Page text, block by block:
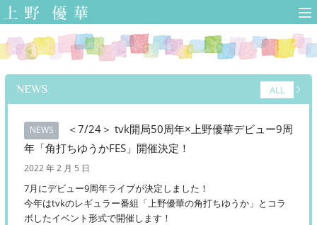
上野優華 オフィ
シャルサイト-
Yuuka Ueno
Official Web Site-
NEWS ALL
NEWS
＜7/24＞ tvk開局50周年×上野優華デビュー9周
年「角打ちゆうかFES」開催決定！
2022 年 2 月 5 日
7月にデビュー9周年ライブが決定しました！
今年はtvkのレギュラー番組「上野優華の角打ちゆうか」とコラ
ボしたイベント形式で開催します！